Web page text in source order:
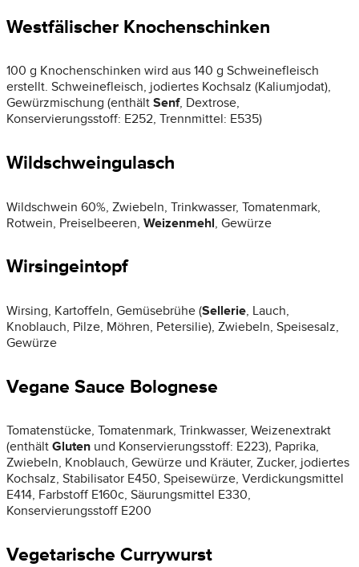
Westfälischer Knochenschinken
100 g Knochenschinken wird aus 140 g Schweinefleisch
erstellt. Schweinefleisch, jodiertes Kochsalz (Kaliumjodat),
Gewürzmischung (enthält Senf, Dextrose,
Konservierungsstoff: E252, Trennmittel: E535)
Wildschweingulasch
Wildschwein 60%, Zwiebeln, Trinkwasser, Tomatenmark,
Rotwein, Preiselbeeren, Weizenmehl, Gewürze
Wirsingeintopf
Wirsing, Kartoffeln, Gemüsebrühe (Sellerie, Lauch,
Knoblauch, Pilze, Möhren, Petersilie), Zwiebeln, Speisesalz,
Gewürze
Vegane Sauce Bolognese
Tomatenstücke, Tomatenmark, Trinkwasser, Weizenextrakt
(enthält Gluten und Konservierungsstoff: E223), Paprika,
Zwiebeln, Knoblauch, Gewürze und Kräuter, Zucker, jodiertes
Kochsalz, Stabilisator E450, Speisewürze, Verdickungsmittel
E414, Farbstoff E160c, Säurungsmittel E330,
Konservierungsstoff E200
Vegetarische Currywurst